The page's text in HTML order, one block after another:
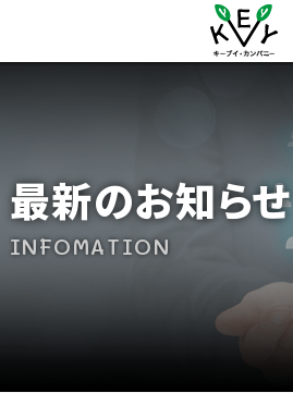
最新のお知らせ
INFOMATION